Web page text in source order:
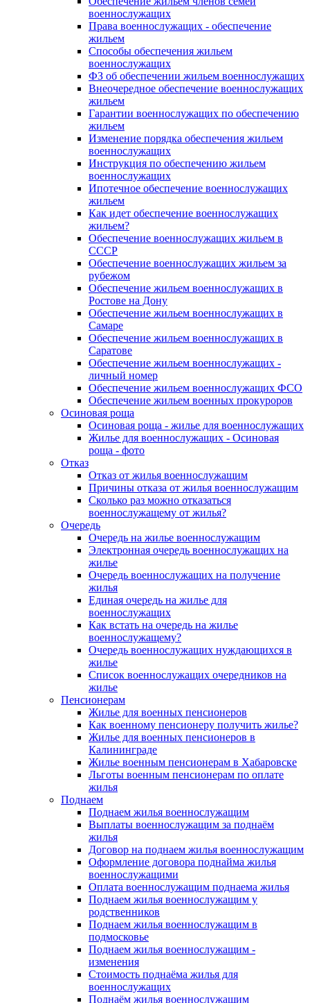
военнослужащих
Права военнослужащих - обеспечение
жильем
Способы обеспечения жильем
военнослужащих
ФЗ об обеспечении жильем военнослужащих
Внеочередное обеспечение военнослужащих
жильем
Гарантии военнослужащих по обеспечению
жильем
Изменение порядка обеспечения жильем
военнослужащих
Инструкция по обеспечению жильем
военнослужащих
Ипотечное обеспечение военнослужащих
жильем
Как идет обеспечение военнослужащих
жильем?
Обеспечение военнослужащих жильем в
СССР
Обеспечение военнослужащих жильем за
рубежом
Обеспечение жильем военнослужащих в
Ростове на Дону
Обеспечение жильем военнослужащих в
Самаре
Обеспечение жильем военнослужащих в
Саратове
Обеспечение жильем военнослужащих -
личный номер
Обеспечение жильем военнослужащих ФСО
Обеспечение жильем военных прокуроров
Осиновая роща
Осиновая роща - жилье для военнослужащих
Жилье для военнослужащих - Осиновая
роща - фото
Отказ
Отказ от жилья военнослужащим
Причины отказа от жилья военнослужащим
Сколько раз можно отказаться
военнослужащему от жилья?
Очередь
Очередь на жилье военнослужащим
Электронная очередь военнослужащих на
жилье
Очередь военнослужащих на получение
жилья
Единая очередь на жилье для
военнослужащих
Как встать на очередь на жилье
военнослужащему?
Очередь военнослужащих нуждающихся в
жилье
Список военнослужащих очередников на
жилье
Пенсионерам
Жилье для военных пенсионеров
Как военному пенсионеру получить жилье?
Жилье для военных пенсионеров в
Калининграде
Жилье военным пенсионерам в Хабаровске
Льготы военным пенсионерам по оплате
жилья
Поднаем
Поднаем жилья военнослужащим
Выплаты военнослужащим за поднаём
жилья
Договор на поднаем жилья военнослужащим
Оформление договора поднайма жилья
военнослужащими
Оплата военнослужащим поднаема жилья
Поднаем жилья военнослужащим у
родственников
Поднаем жилья военнослужащим в
подмосковье
Поднаем жилья военнослужащим -
изменения
Стоимость поднаёма жилья для
военнослужащих
Поднаём жилья военнослужащим